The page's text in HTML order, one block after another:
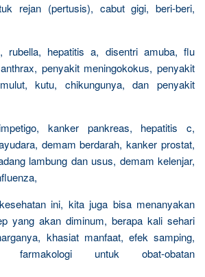
rejan (pertusis), cabut gigi, beri-beri,
rubella, hepatitis a, disentri amuba, flu
penyakit meningokokus, penyakit
kutu, chikungunya, dan penyakit
kanker pankreas, hepatitis c,
demam berdarah, kanker prostat,
lambung dan usus, demam kelenjar,
ini, kita juga bisa menanyakan
yang akan diminum, berapa kali sehari
khasiat manfaat, efek samping,
farmakologi untuk obat-obatan